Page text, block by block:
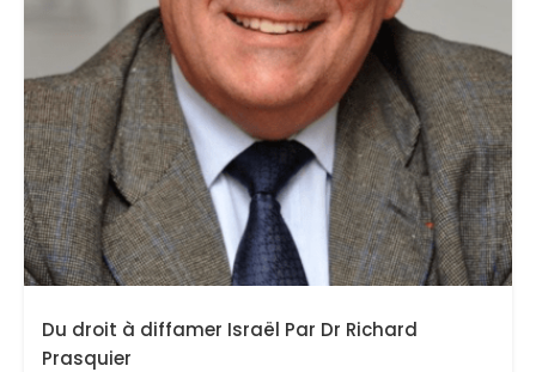
Du droit à diffamer Israël Par Dr Richard
Prasquier